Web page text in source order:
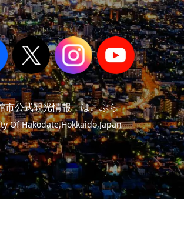
市公式観光情報 はこぶら
Of Hakodate,Hokkaido,Japan